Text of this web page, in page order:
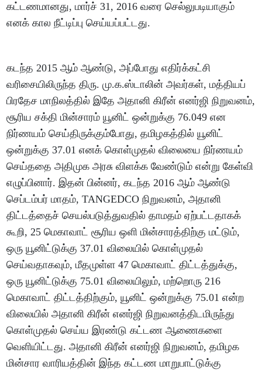
கட்டணமானது, மார்ச் 31, 2016 வரை செல்லுபடியாகும்
எனக் கால நீட்டிப்பு செய்யப்பட்டது.
கடந்த 2015 ஆம் ஆண்டு, அப்போது எதிர்க்கட்சி
வரிசையிலிருந்த திரு. மு.க.ஸ்டாலின் அவர்கள், மத்தியப்
பிரதேச மாநிலத்தில் இதே அதானி கிரீன் எனர்ஜி நிறுவனம்,
சூரிய சக்தி மின்சாரம் யூனிட் ஒன்றுக்கு 76.049 என
நிர்ணயம் செய்திருக்கும்போது, தமிழகத்தில் யூனிட்
ஒன்றுக்கு 37.01 எனக் கொள்முதல் விலையை நிர்ணயம்
செய்ததை அதிமுக அரசு விளக்க வேண்டும் என்று கேள்வி
எழுப்பினார். இதன் பின்னர், கடந்த 2016 ஆம் ஆண்டு
செப்டம்பர் மாதம், TANGEDCO நிறுவனம், அதானி
திட்டத்தைச் செயல்படுத்துவதில் தாமதம் ஏற்பட்டதாகக்
கூறி, 25 மெகாவாட் சூரிய ஒளி மின்சாரத்திற்கு மட்டும்,
ஒரு யூனிட்டுக்கு 37.01 விலையில் கொள்முதல்
செய்வதாகவும், மீதமுள்ள 47 மெகாவாட் திட்டத்துக்கு,
ஒரு யூனிட்டுக்கு 75.01 விலையிலும், மற்றொரு 216
மெகாவாட் திட்டத்திற்கும், யூனிட் ஒன்றுக்கு 75.01 என்ற
விலையில் அதானி கிரீன் எனர்ஜி நிறுவனத்திடமிருந்து
கொள்முதல் செய்ய இரண்டு கட்டண ஆணைகளை
வெளியிட்டது. அதானி கிரீன் எனர்ஜி நிறுவனம், தமிழக
மின்சார வாரியத்தின் இந்த கட்டண மாறுபாட்டுக்கு